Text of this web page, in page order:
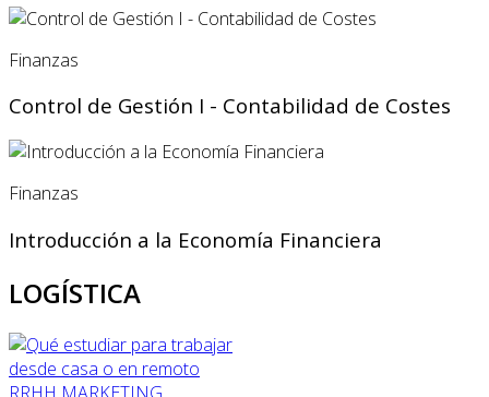
Finanzas
Control de Gestión I - Contabilidad de Costes
Finanzas
Introducción a la Economía Financiera
LOGÍSTICA